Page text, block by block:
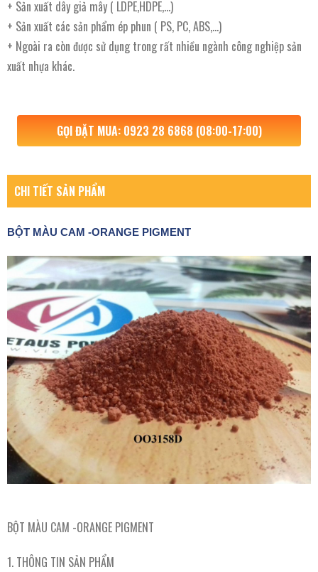
+ Sản xuất dây giả mây ( LDPE,HDPE,…)
+ Sản xuất các sản phẩm ép phun ( PS, PC, ABS,…)
+ Ngoài ra còn được sử dụng trong rất nhiều ngành công nghiệp sản
xuất nhựa khác.
GỌI ĐẶT MUA: 0923 28 6868 (08:00-17:00)
CHI TIẾT SẢN PHẨM
BỘT MÀU CAM -ORANGE PIGMENT
BỘT MÀU CAM -ORANGE PIGMENT
1. THÔNG TIN SẢN PHẨM